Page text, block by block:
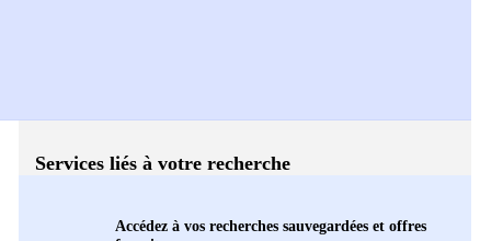
Services liés à votre recherche
Accédez à vos recherches sauvegardées et offres